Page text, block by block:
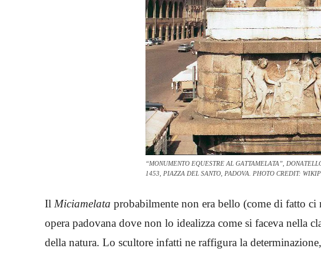
“MONUMENTO EQUESTRE AL GATTAMELATA”,
1453, PIAZZA DEL SANTO, PADOVA. PHOTO CREDIT:
Il Miciamelata probabilmente non era bello (come di fatto ci
opera padovana dove non lo idealizza come si faceva nella
della natura. Lo scultore infatti ne raffigura la